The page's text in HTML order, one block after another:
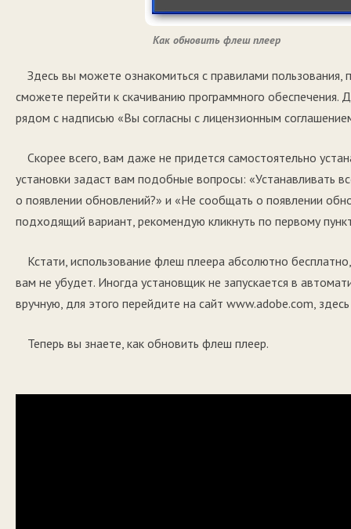
Как обновить флеш плеер
Здесь вы можете ознакомиться с правилами пользования,
сможете перейти к скачиванию программного обеспечения.
рядом с надписью «Вы согласны с лицензионным
Скорее всего, вам даже не придется самостоятельно
установки задаст вам подобные вопросы: «Устанавливать
о появлении обновлений?» и «Не сообщать о появлении
подходящий вариант, рекомендую кликнуть по первому
Кстати, использование флеш плеера абсолютно
вам не убудет. Иногда установщик не запускается в
вручную, для этого перейдите на сайт www.adobe.com,
Теперь вы знаете, как обновить флеш плеер.